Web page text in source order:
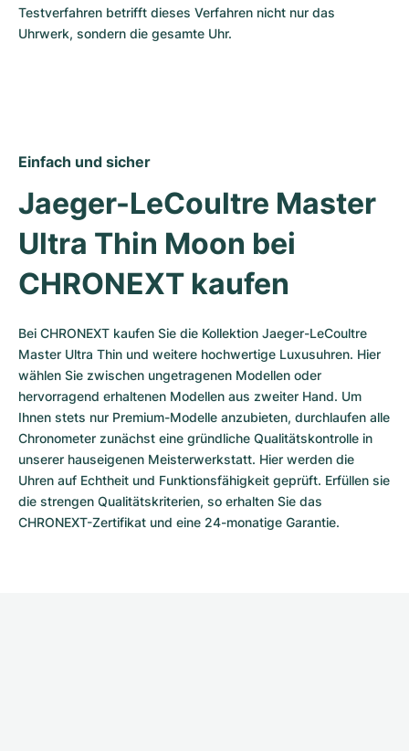
Testverfahren betrifft dieses Verfahren nicht nur das
Uhrwerk, sondern die gesamte Uhr.
Einfach und sicher
Jaeger-LeCoultre Master
Ultra Thin Moon bei
CHRONEXT kaufen
Bei CHRONEXT kaufen Sie die Kollektion Jaeger-LeCoultre
Master Ultra Thin und weitere hochwertige Luxusuhren. Hier
wählen Sie zwischen ungetragenen Modellen oder
hervorragend erhaltenen Modellen aus zweiter Hand. Um
Ihnen stets nur Premium-Modelle anzubieten, durchlaufen alle
Chronometer zunächst eine gründliche Qualitätskontrolle in
unserer hauseigenen Meisterwerkstatt. Hier werden die
Uhren auf Echtheit und Funktionsfähigkeit geprüft. Erfüllen sie
die strengen Qualitätskriterien, so erhalten Sie das
CHRONEXT-Zertifikat und eine 24-monatige Garantie.